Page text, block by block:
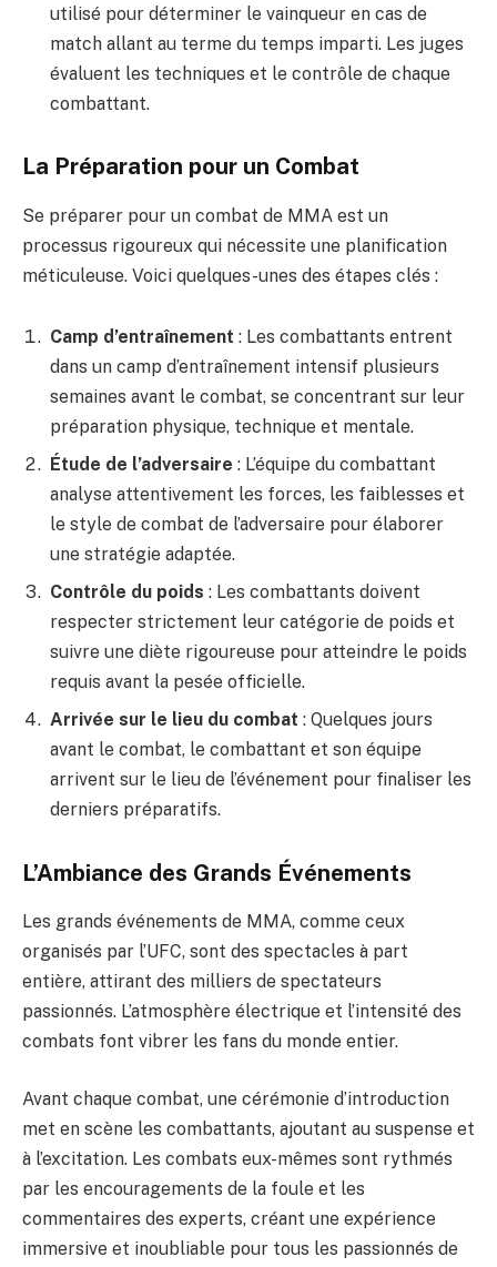
utilisé pour déterminer le vainqueur en cas de
match allant au terme du temps imparti. Les juges
évaluent les techniques et le contrôle de chaque
combattant.
La Préparation pour un Combat
Se préparer pour un combat de MMA est un
processus rigoureux qui nécessite une planification
méticuleuse. Voici quelques-unes des étapes clés :
Camp d’entraînement : Les combattants entrent
dans un camp d’entraînement intensif plusieurs
semaines avant le combat, se concentrant sur leur
préparation physique, technique et mentale.
Étude de l’adversaire : L’équipe du combattant
analyse attentivement les forces, les faiblesses et
le style de combat de l’adversaire pour élaborer
une stratégie adaptée.
Contrôle du poids : Les combattants doivent
respecter strictement leur catégorie de poids et
suivre une diète rigoureuse pour atteindre le poids
requis avant la pesée officielle.
Arrivée sur le lieu du combat : Quelques jours
avant le combat, le combattant et son équipe
arrivent sur le lieu de l’événement pour finaliser les
derniers préparatifs.
L’Ambiance des Grands Événements
Les grands événements de MMA, comme ceux
organisés par l’UFC, sont des spectacles à part
entière, attirant des milliers de spectateurs
passionnés. L’atmosphère électrique et l’intensité des
combats font vibrer les fans du monde entier.
Avant chaque combat, une cérémonie d’introduction
met en scène les combattants, ajoutant au suspense et
à l’excitation. Les combats eux-mêmes sont rythmés
par les encouragements de la foule et les
commentaires des experts, créant une expérience
immersive et inoubliable pour tous les passionnés de